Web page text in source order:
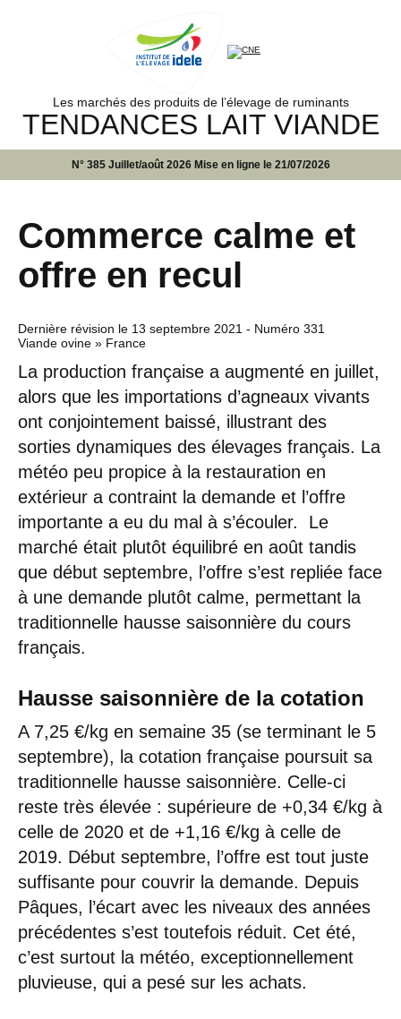
Les marchés des produits de l’élevage de ruminants
TENDANCES LAIT VIANDE
N° 385 Juillet/août 2026 Mise en ligne le 21/07/2026
Commerce calme et
offre en recul
Dernière révision le 13 septembre 2021 - Numéro 331
Viande ovine » France
La production française a augmenté en juillet,
alors que les importations d’agneaux vivants
ont conjointement baissé, illustrant des
sorties dynamiques des élevages français. La
météo peu propice à la restauration en
extérieur a contraint la demande et l’offre
importante a eu du mal à s’écouler. Le
marché était plutôt équilibré en août tandis
que début septembre, l’offre s’est repliée face
à une demande plutôt calme, permettant la
traditionnelle hausse saisonnière du cours
français.
Hausse saisonnière de la cotation
A 7,25 €/kg en semaine 35 (se terminant le 5
septembre), la cotation française poursuit sa
traditionnelle hausse saisonnière. Celle-ci
reste très élevée : supérieure de +0,34 €/kg à
celle de 2020 et de +1,16 €/kg à celle de
2019. Début septembre, l’offre est tout juste
suffisante pour couvrir la demande. Depuis
Pâques, l’écart avec les niveaux des années
précédentes s’est toutefois réduit. Cet été,
c’est surtout la météo, exceptionnellement
pluvieuse, qui a pesé sur les achats.